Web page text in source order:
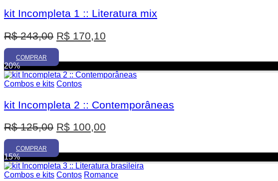
kit Incompleta 1 :: Literatura mix
R$243,00 O
preço
original
era:
R$ 243,00.
R$ 170,10
atual
é:
COMPRAR
20%
Combos e kits Contos
kit Incompleta 2 :: Contemporâneas
R$125,00 O
preço
original
era:
R$ 125,00.
R$ 100,00
atual
é:
R$ 100,00.
COMPRAR
15%
Combos e kits Contos Romance